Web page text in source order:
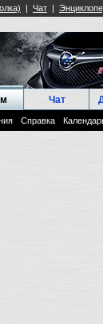
Справка
Чат